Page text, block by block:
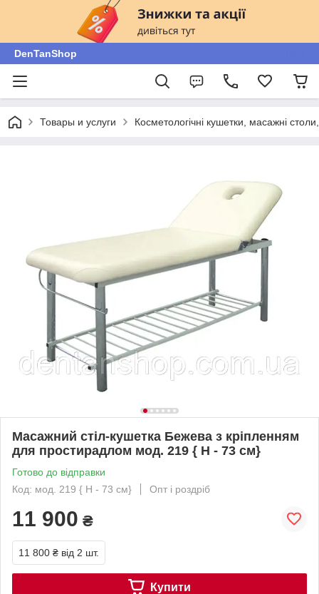
DenTanShop
Товары и услуги Косметологічні кушетки, масажні
Масажний стіл-кушетка Бежева з кріпленням
для простирадлом мод. 219 { H - 73 см}
Готово до відправки
Код: мод. 219 { H - 73 см}
Опт і роздріб
11 900 ₴
11 800 ₴ від 2 шт.
Купити